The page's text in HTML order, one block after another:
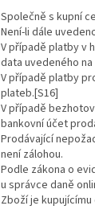
Společně s kupní
Není-li dále
V případě platby v
data uvedeného
V případě platby
plateb.[S16]
V případě
bankovní účet
Prodávající
není zálohou.
Podle zákona o
u správce daně
Zboží je kupujícímu